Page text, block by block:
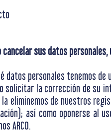
sus datos
datos personales tenemos
solicitar la corrección de su
eliminemos de nuestros
así como oponerse al
ARCO.